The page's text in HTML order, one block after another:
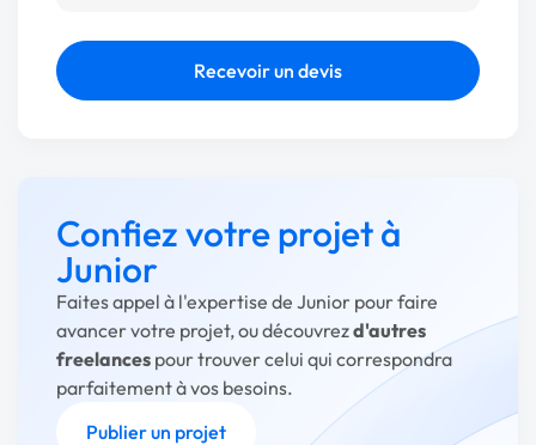
Recevoir un devis
Confiez votre projet à
Junior
Faites appel à l'expertise de Junior pour faire
avancer votre projet, ou découvrezd'autres
freelances pour trouver celui qui correspondra
parfaitement à vos besoins.
Publier un projet